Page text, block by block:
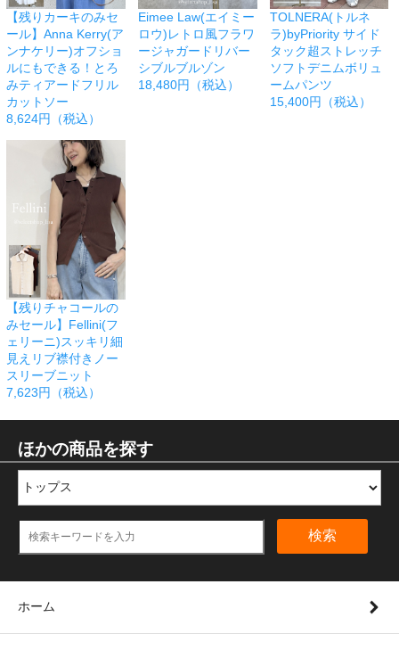
【残りカーキのみセ
ール】Anna Kerry(ア
ンナケリー)オフショ
ルにもできる！とろ
みティアードフリル
カットソー
8,624円（税込）
Eimee Law(エイミー
ロウ)レトロ風フラワ
ージャガードリバー
シブルブルゾン
18,480円（税込）
TOLNERA(トルネ
ラ)byPriority サイド
タック超ストレッチ
ソフトデニムボリュ
ームパンツ
15,400円（税込）
【残りチャコールの
みセール】Fellini(フ
ェリーニ)スッキリ細
見えリブ襟付きノー
スリーブニット
7,623円（税込）
ほかの商品を探す
検索
ホーム